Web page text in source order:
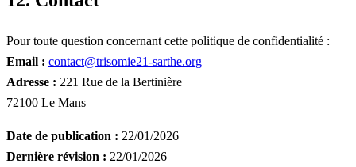
Pour toute question concernant cette politique de confidentialité :
Email : contact@trisomie21-sarthe.org
Adresse : 221 Rue de la Bertinière
72100 Le Mans
Date de publication : 22/01/2026
Dernière révision : 22/01/2026